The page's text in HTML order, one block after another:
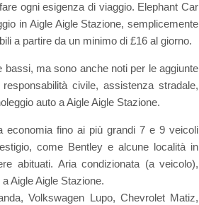
ogni esigenza di viaggio. Elephant Car
in Aigle Aigle Stazione, semplicemente
a partire da un minimo di £16 al giorno.
ma sono anche noti per le aggiunte
civile, assistenza stradale,
auto a Aigle Aigle Stazione.
economia fino ai più grandi 7 e 9 veicoli
come Bentley e alcune località in
abituati. Aria condizionata (a veicolo),
Aigle Aigle Stazione.
Volkswagen Lupo, Chevrolet Matiz,